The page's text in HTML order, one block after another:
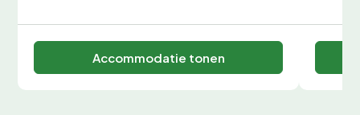
Accommodatie tonen